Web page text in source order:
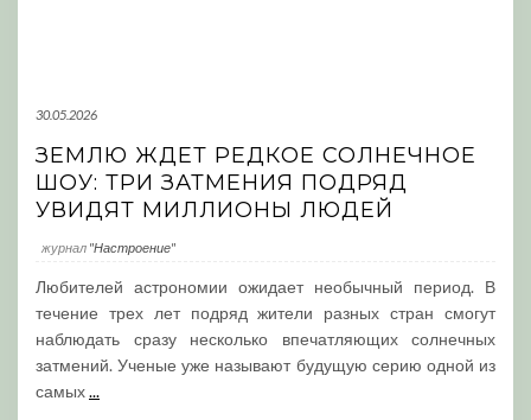
30.05.2026
ЗЕМЛЮ ЖДЕТ РЕДКОЕ СОЛНЕЧНОЕ
ШОУ: ТРИ ЗАТМЕНИЯ ПОДРЯД
УВИДЯТ МИЛЛИОНЫ ЛЮДЕЙ
журнал "Настроение"
Любителей астрономии ожидает необычный период. В
течение трех лет подряд жители разных стран смогут
наблюдать сразу несколько впечатляющих солнечных
затмений. Ученые уже называют будущую серию одной из
самых...